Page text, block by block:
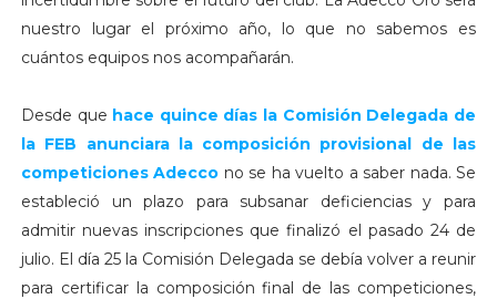
nuestro lugar el próximo año, lo que no sabemos es
cuántos equipos nos acompañarán.
Desde que hace quince días la Comisión Delegada de
la FEB anunciara la composición provisional de las
competiciones Adecco no se ha vuelto a saber nada. Se
estableció un plazo para subsanar deficiencias y para
admitir nuevas inscripciones que finalizó el pasado 24 de
julio. El día 25 la Comisión Delegada se debía volver a reunir
para certificar la composición final de las competiciones,